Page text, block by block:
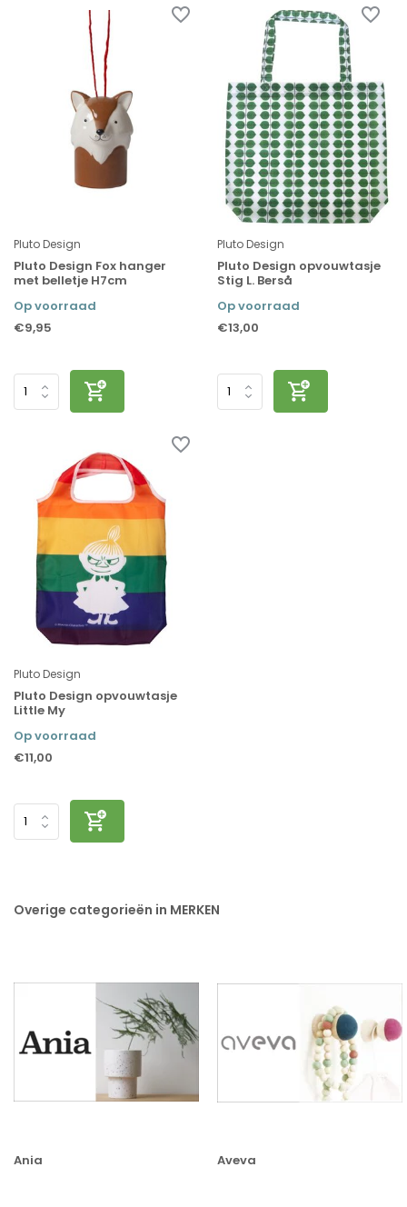
Pluto Design
Pluto Design Fox hanger
met belletje H7cm
Op voorraad
€9,95
Pluto Design
Pluto Design opvouwtasje
Stig L. Berså
Op voorraad
€13,00
Pluto Design
Pluto Design opvouwtasje
Little My
Op voorraad
€11,00
Overige categorieën in MERKEN
Ania Aveva